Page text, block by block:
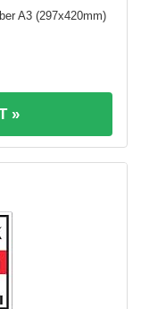
A3 (297x420mm)
»